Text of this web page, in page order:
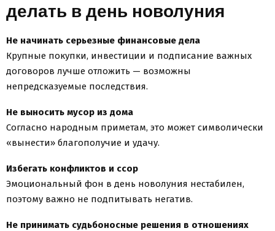
делать в день новолуния
Не начинать серьезные финансовые дела
Крупные покупки, инвестиции и подписание важных
договоров лучше отложить — возможны
непредсказуемые последствия.
Не выносить мусор из дома
Согласно народным приметам, это может символически
«вынести» благополучие и удачу.
Избегать конфликтов и ссор
Эмоциональный фон в день новолуния нестабилен,
поэтому важно не подпитывать негатив.
Не принимать судьбоносные решения в отношениях